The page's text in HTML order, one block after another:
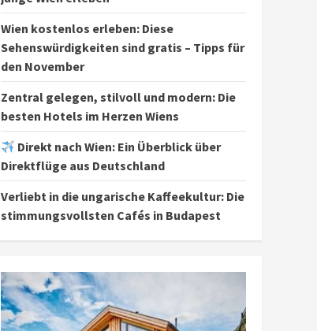
Wien kostenlos erleben: Diese
Sehenswürdigkeiten sind gratis – Tipps für
den November
Zentral gelegen, stilvoll und modern: Die
besten Hotels im Herzen Wiens
Direkt nach Wien: Ein Überblick über
Direktflüge aus Deutschland
Verliebt in die ungarische Kaffeekultur: Die
stimmungsvollsten Cafés in Budapest